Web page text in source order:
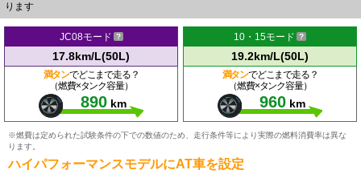
ります
JC08モード
17.8km/L(50L)
満タンでどこまで走る？
（燃費×タンク容量）
890 km
10・15モード
19.2km/L(50L)
満タンでどこまで走る？
（燃費×タンク容量）
960 km
※燃費は定められた試験条件の下での数値のため、走行条件等により実際の燃料消費率は異な
ります。
ハイパフォーマンスモデルにAT車を設定